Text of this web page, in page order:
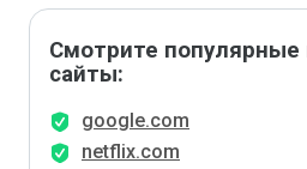
Смотрите
сайты:
google.com
netflix.com